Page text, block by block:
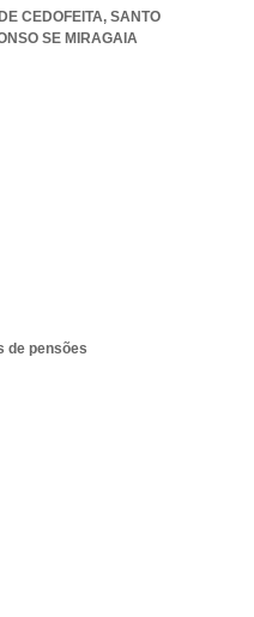
CEDOFEITA, SANTO
SE MIRAGAIA
de pensões